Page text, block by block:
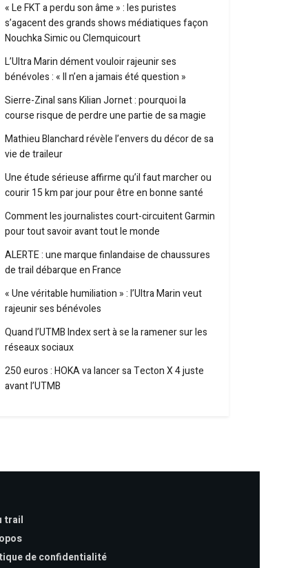
« Le FKT a perdu son âme » : les puristes
s’agacent des grands shows médiatiques façon
Nouchka Simic ou Clemquicourt
L’Ultra Marin dément vouloir rajeunir ses
bénévoles : « Il n’en a jamais été question »
Sierre-Zinal sans Kilian Jornet : pourquoi la
course risque de perdre une partie de sa magie
Mathieu Blanchard révèle l’envers du décor de sa
vie de traileur
Une étude sérieuse affirme qu’il faut marcher ou
courir 15 km par jour pour être en bonne santé
Comment les journalistes court-circuitent Garmin
pour tout savoir avant tout le monde
ALERTE : une marque finlandaise de chaussures
de trail débarque en France
« Une véritable humiliation » : l’Ultra Marin veut
rajeunir ses bénévoles
Quand l’UTMB Index sert à se la ramener sur les
réseaux sociaux
250 euros : HOKA va lancer sa Tecton X 4 juste
avant l’UTMB
trail
de confidentialité